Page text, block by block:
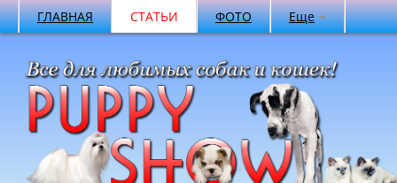
ГЛАВНАЯ СТАТЬИ ФОТО Еще